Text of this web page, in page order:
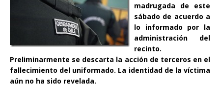
madrugada de este
sábado de acuerdo a
lo informado por la
administración del
recinto.
Preliminarmente se descarta la acción de terceros en el
fallecimiento del uniformado. La identidad de la víctima
aún no ha sido revelada.